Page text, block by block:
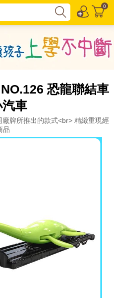
0
恐龍聯結車
車
牌所推出的款式<br> 精緻重現經
品